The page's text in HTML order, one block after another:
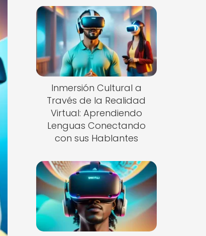
Inmersión Cultural a
Través de la Realidad
Virtual: Aprendiendo
Lenguas Conectando
con sus Hablantes